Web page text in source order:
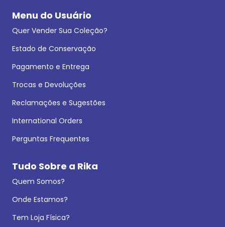
Menu do Usuário
Quer Vender Sua Coleção?
Estado de Conservação
Pagamento e Entrega
Trocas e Devoluções
Reclamações e Sugestões
International Orders
Perguntas Frequentes
Tudo Sobre a Rika
Quem Somos?
Onde Estamos?
Tem Loja Física?